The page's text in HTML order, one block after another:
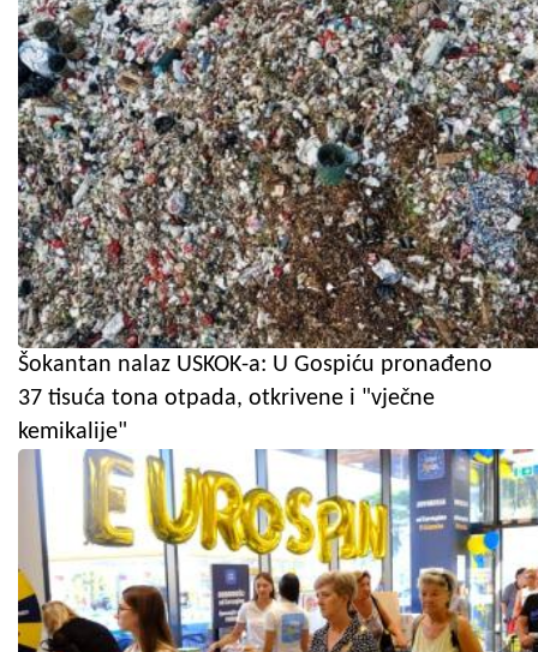
Šokantan nalaz USKOK-a: U Gospiću pronađeno
37 tisuća tona otpada, otkrivene i "vječne
kemikalije"